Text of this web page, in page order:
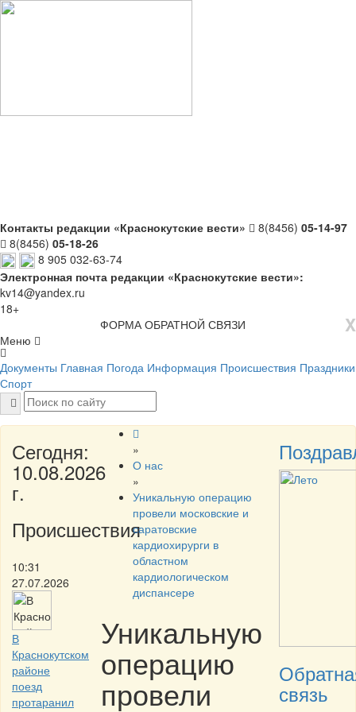
Контакты редакции «Краснокутские вести» 8(8456) 05-14-97
8(8456) 05-18-26
8 905 032-63-74
Электронная почта редакции «Краснокутские вести»:
kv14@yandex.ru
18+
X
ФОРМА ОБРАТНОЙ СВЯЗИ
Меню
Документы Главная Погода Информация Происшествия Праздники
Спорт
Сегодня:
10.08.2026
г.
Происшествия
10:31
27.07.2026
В
Краснокутском
районе
поезд
протаранил
»
О нас
»
Уникальную операцию
провели московские и
саратовские
кардиохирурги в
областном
кардиологическом
диспансере
Уникальную
операцию
провели связь